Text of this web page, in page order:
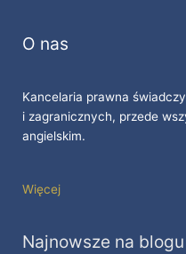
O nas
Kancelaria prawna
i zagranicznych, przede
angielskim.
Więcej
Najnowsze na blogu